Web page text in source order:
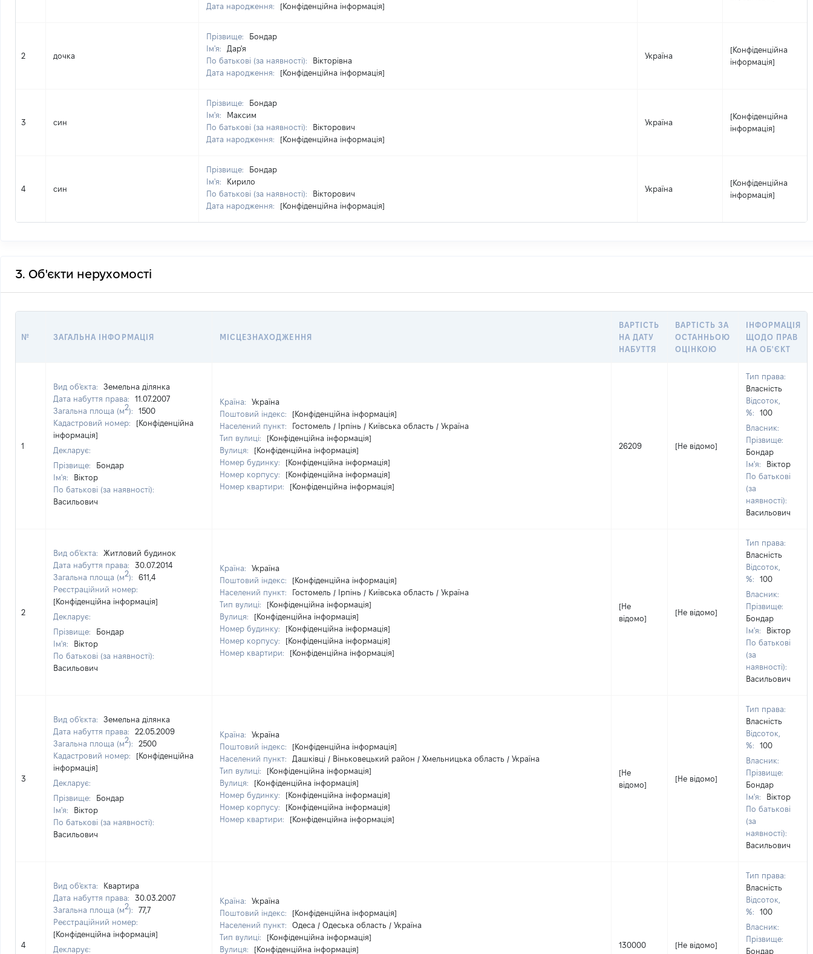
Дата народження:
[Конфіденційна інформація]
2 дочка
Прізвище:
Бондар
Ім'я:
Дар'я
По батькові (за наявності):
Вікторівна
Дата народження:
[Конфіденційна інформація]
Україна
[Конфіденційна
інформація]
3 син
Прізвище:
Бондар
Ім'я:
Максим
По батькові (за наявності):
Вікторович
Дата народження:
[Конфіденційна інформація]
Україна
[Конфіденційна
інформація]
4 син
Прізвище:
Бондар
Ім'я:
Кирило
По батькові (за наявності):
Вікторович
Дата народження:
[Конфіденційна інформація]
Україна
[Конфіденційна
інформація]
3. Об'єкти нерухомості
№ ЗАГАЛЬНА ІНФОРМАЦІЯ МІСЦЕЗНАХОДЖЕННЯ
ВАРТІСТЬ
НА ДАТУ
НАБУТТЯ
ВАРТІСТЬ ЗА
ОСТАННЬОЮ
ОЦІНКОЮ
ІНФОРМАЦІЯ
ЩОДО ПРАВ
НА ОБ'ЄКТ
1
Вид об'єкта:
Земельна ділянка
Дата набуття права:
11.07.2007
Загальна площа (м2):
1500
Кадастровий номер:
[Конфіденційна
інформація]
Декларує:
Прізвище:
Бондар
Ім'я:
Віктор
По батькові (за наявності):
Васильович
Країна:
Україна
Поштовий індекс:
[Конфіденційна інформація]
Населений пункт:
Гостомель / Ірпінь / Київська область / Україна
Тип вулиці:
[Конфіденційна інформація]
Вулиця:
[Конфіденційна інформація]
Номер будинку:
[Конфіденційна інформація]
Номер корпусу:
[Конфіденційна інформація]
Номер квартири:
[Конфіденційна інформація]
26209 [Не відомо]
Тип права:
Власність
Відсоток,
%:
100
Власник:
Прізвище:
Бондар
Ім'я:
Віктор
По батькові
(за
наявності):
Васильович
2
Вид об'єкта:
Житловий будинок
Дата набуття права:
30.07.2014
Загальна площа (м2):
611,4
Реєстраційний номер:
[Конфіденційна інформація]
Декларує:
Прізвище:
Бондар
Ім'я:
Віктор
По батькові (за наявності):
Васильович
Країна:
Україна
Поштовий індекс:
[Конфіденційна інформація]
Населений пункт:
Гостомель / Ірпінь / Київська область / Україна
Тип вулиці:
[Конфіденційна інформація]
Вулиця:
[Конфіденційна інформація]
Номер будинку:
[Конфіденційна інформація]
Номер корпусу:
[Конфіденційна інформація]
Номер квартири:
[Конфіденційна інформація]
[Не
відомо]
[Не відомо]
Тип права:
Власність
Відсоток,
%:
100
Власник:
Прізвище:
Бондар
Ім'я:
Віктор
По батькові
(за
наявності):
Васильович
3
Вид об'єкта:
Земельна ділянка
Дата набуття права:
22.05.2009
Загальна площа (м2):
2500
Кадастровий номер:
[Конфіденційна
інформація]
Декларує:
Прізвище:
Бондар
Ім'я:
Віктор
По батькові (за наявності):
Васильович
Країна:
Україна
Поштовий індекс:
[Конфіденційна інформація]
Населений пункт:
Дашківці / Віньковецький район / Хмельницька область / Україна
Тип вулиці:
[Конфіденційна інформація]
Вулиця:
[Конфіденційна інформація]
Номер будинку:
[Конфіденційна інформація]
Номер корпусу:
[Конфіденційна інформація]
Номер квартири:
[Конфіденційна інформація]
[Не
відомо]
[Не відомо]
Тип права:
Власність
Відсоток,
%:
100
Власник:
Прізвище:
Бондар
Ім'я:
Віктор
По батькові
(за
наявності):
Васильович
4
Вид об'єкта:
Квартира
Дата набуття права:
30.03.2007
Загальна площа (м2):
77,7
Реєстраційний номер:
[Конфіденційна інформація]
Декларує:
Країна:
Україна
Поштовий індекс:
[Конфіденційна інформація]
Населений пункт:
Одеса / Одеська область / Україна
Тип вулиці:
[Конфіденційна інформація]
Вулиця:
[Конфіденційна інформація] 130000 [Не відомо]
Тип права:
Власність
Відсоток,
%:
100
Власник:
Прізвище:
Бондар